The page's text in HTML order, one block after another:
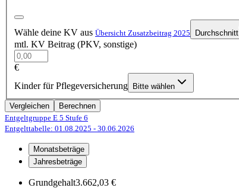
Wähle deine KV aus Übersicht Zusatzbeitrag 2025 Durchschnitt
mtl. KV Beitrag (PKV, sonstige)
€
Kinder für Pflegeversicherung
Bitte wählen
Vergleichen
Berechnen
Entgeltgruppe E 5 Stufe 6
Entgelttabelle: 01.08.2025 - 30.06.2026
Monatsbeträge
Jahresbeträge
Grundgehalt3.662,03 €